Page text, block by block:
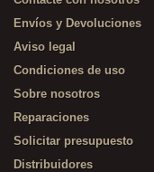
Envíos y Devoluciones
Aviso legal
Condiciones de uso
Sobre nosotros
Reparaciones
Solicitar presupuesto
Distribuidores